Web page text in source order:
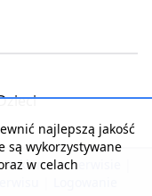
Reklama w serwisie
najlepszą jakość
są wykorzystywane
w celach